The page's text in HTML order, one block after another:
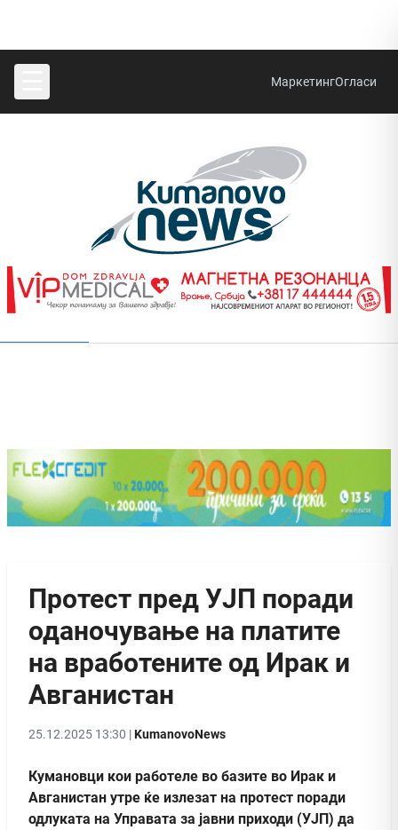
МаркетингОгласи
Протест пред УЈП поради
оданочување на платите
на вработените од Ирак и
Авганистан
25.12.2025 13:30 |KumanovoNews
Кумановци кои работеле во базите во Ирак и
Авганистан утре ќе излезат на протест поради
одлуката на Управата за јавни приходи (УЈП) да